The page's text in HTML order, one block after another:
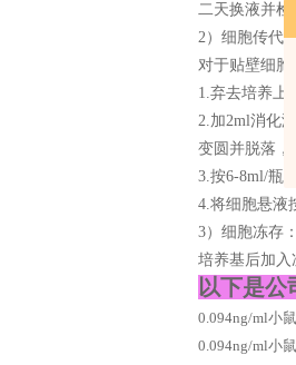
二天换液并
2）细胞传代
对于贴壁细
1.弃去培养上
2.加2ml消化
变圆并脱落，
3.按6-8ml/瓶
4.将细胞悬液
3）细胞冻存
培养基后加入
以下是公
0.094ng/ml小
0.094ng/ml小